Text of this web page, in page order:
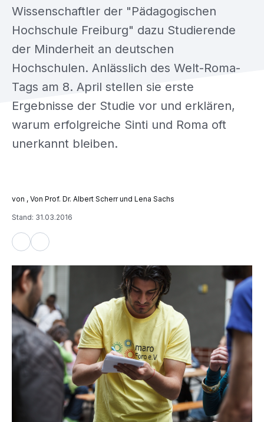
, Von Prof. Dr. Albert Scherr und Lena Sachs
Stand: 31.03.2016
Wissenschaftler der "Pädagogischen
Hochschule Freiburg" dazu Studierende
der Minderheit an deutschen
Hochschulen. Anlässlich des Welt-Roma-
Tags am 8. April stellen sie erste
Ergebnisse der Studie vor und erklären,
warum erfolgreiche Sinti und Roma oft
unerkannt bleiben.